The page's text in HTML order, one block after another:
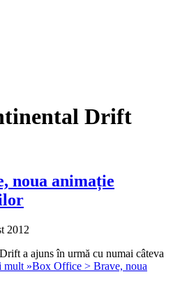
Drift
noua animație
2012
a ajuns în urmă cu numai câteva
mult »Box Office > Brave, noua